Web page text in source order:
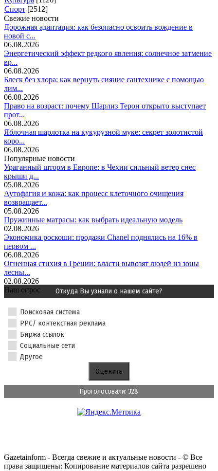
Спорт [2512]
Свежие новости
Дорожная адаптация: как безопасно освоить вождение в
новой с...
06.08.2026
Энергетический эффект редкого явления: солнечное затмение
вр...
06.08.2026
Блеск без хлора: как вернуть сияние сантехнике с помощью
лим...
06.08.2026
Право на возраст: почему Шарлиз Терон открыто выступает
прот...
06.08.2026
Яблочная шарлотка на кукурузной муке: секрет золотистой
коро...
06.08.2026
Популярные новости
Ураганный шторм в Европе: в Чехии сильный ветер снес
крыши д...
05.08.2026
Аутофагия и кожа: как процесс клеточного очищения
возвращает...
05.08.2026
Пружинные матрасы: как выбрать идеальную модель
02.08.2026
Экономика роскоши: продажи Chanel поднялись на 16% в
первом ...
06.08.2026
Огненная стихия в Греции: власти вывозят людей из зоны
лесны...
02.08.2026
Наш опрос
Откуда Вы узнали о нашем сайте?
Поисковая система
PPC/ контекстная реклама
Биржа ссылок
Социальные сети
Другое
Проголосовали: 328
Gazetainform - Всегда свежие и актуальные новости - © Все
права защищены: Копирование материалов сайта разрешено